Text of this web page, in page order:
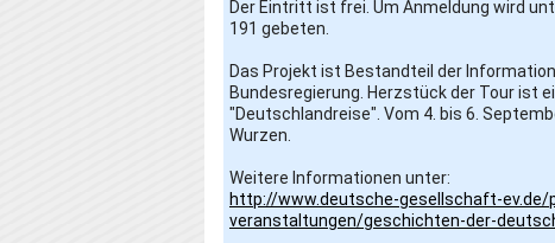
Der Eintritt ist frei. Um Anmeldung wird
191 gebeten.
Das Projekt ist Bestandteil der
Bundesregierung. Herzstück der Tour ist
"Deutschlandreise". Vom 4. bis 6.
Wurzen.
Weitere Informationen unter:
http://www.deutsche-gesellschaft-
veranstaltungen/geschichten-der-